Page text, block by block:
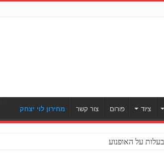
ציוד פורום צור קשר מחירון לוי יצחק
על האופנוע